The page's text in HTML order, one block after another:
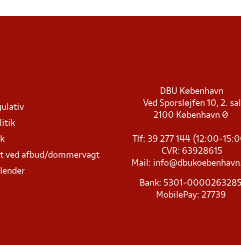
ved afbud/dommervagt
DBU København
Ved Sporsløjfen 10, 2. sal
2100 København Ø
Tlf: 39 277 144 (12:00-
CVR: 63928615
Mail:
Bank: 5301-0000263285
MobilePay: 27739